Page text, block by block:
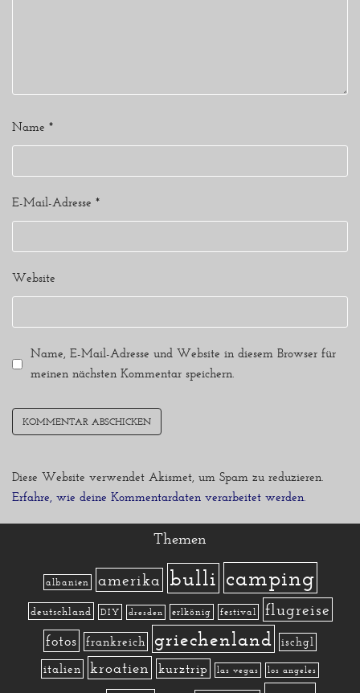
Name *
E-Mail-Adresse *
Website
Name, E-Mail-Adresse und Website in diesem Browser für
meinen nächsten Kommentar speichern.
Diese Website verwendet Akismet, um Spam zu reduzieren.
Erfahre, wie deine Kommentardaten verarbeitet werden.
Themen
albanien amerika bulli camping
deutschland DIY dresden erlkönig festival flugreise
fotos frankreich griechenland ischgl
italien kroatien kurztrip las vegas los angeles